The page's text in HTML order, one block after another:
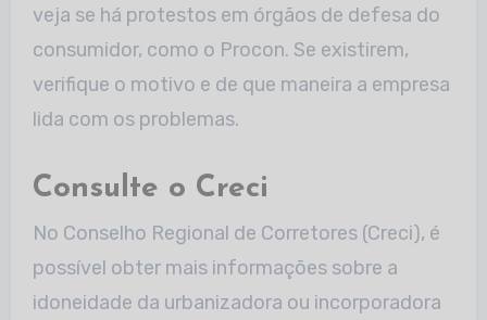
veja se há protestos em órgãos de defesa do
consumidor, como o Procon. Se existirem,
verifique o motivo e de que maneira a empresa
lida com os problemas.
Consulte o Creci
No Conselho Regional de Corretores (Creci), é
possível obter mais informações sobre a
idoneidade da urbanizadora ou incorporadora